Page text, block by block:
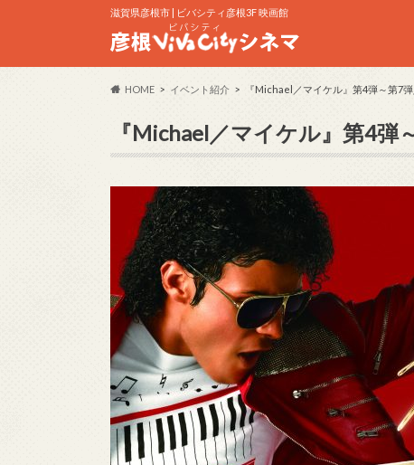
滋賀県彦根市 | ビバシティ彦根3F 映画館
HOME イベント紹介 『Michael／マイケル』第4弾～第7
『Michael／マイケル』第4弾